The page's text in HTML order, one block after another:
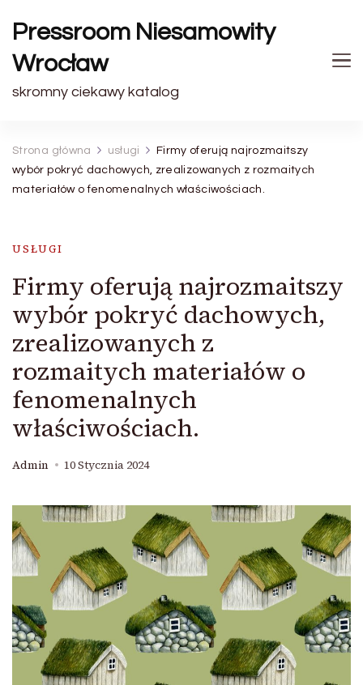
Pressroom Niesamowity
Wrocław
skromny ciekawy katalog
Strona główna usługi
Firmy oferują najrozmaitszy
wybór pokryć dachowych, zrealizowanych z rozmaitych
materiałów o fenomenalnych właściwościach.
USŁUGI
Firmy oferują najrozmaitszy
wybór pokryć dachowych,
zrealizowanych z
rozmaitych materiałów o
fenomenalnych
właściwościach.
Admin 10 Stycznia 2024